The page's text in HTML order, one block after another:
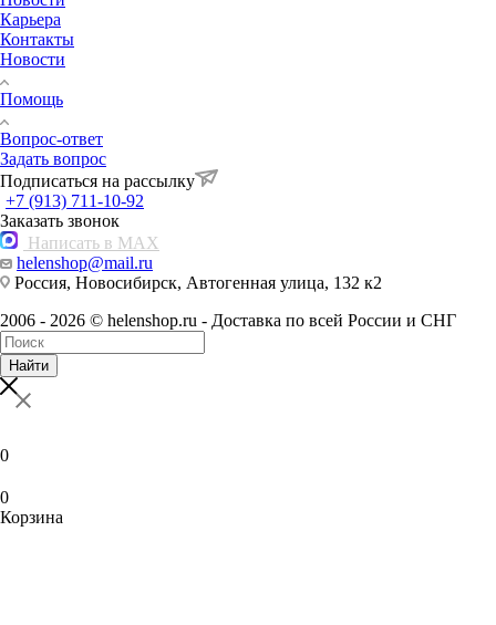
Карьера
Контакты
Новости
Помощь
Вопрос-ответ
Задать вопрос
Подписаться на рассылку
+7 (913) 711-10-92
Заказать звонок
Написать в MAX
helenshop@mail.ru
Россия, Новосибирск, Автогенная улица, 132 к2
2006 - 2026 © helenshop.ru - Доставка по всей России и СНГ
Найти
0
0
Корзина